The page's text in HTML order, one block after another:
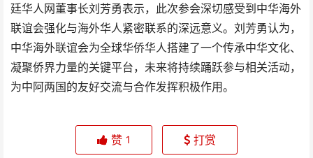
廷华人网董事长刘芳勇表示，此次参会深切感受到中华海外
联谊会强化与海外华人紧密联系的深远意义。刘芳勇认为，
中华海外联谊会为全球华侨华人搭建了一个传承中华文化、
凝聚侨界力量的关键平台，未来将持续踊跃参与相关活动，
为中阿两国的友好交流与合作发挥积极作用。
赞 1 打赏